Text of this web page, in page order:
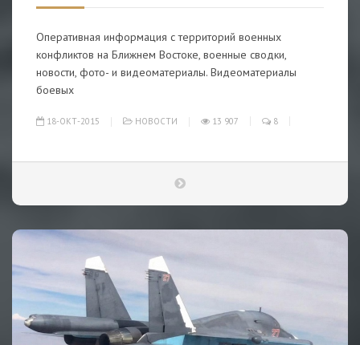
Оперативная информация с территорий военных
конфликтов на Ближнем Востоке, военные сводки,
новости, фото- и видеоматериалы. Видеоматериалы
боевых
18-ОКТ-2015 НОВОСТИ 13 907 8